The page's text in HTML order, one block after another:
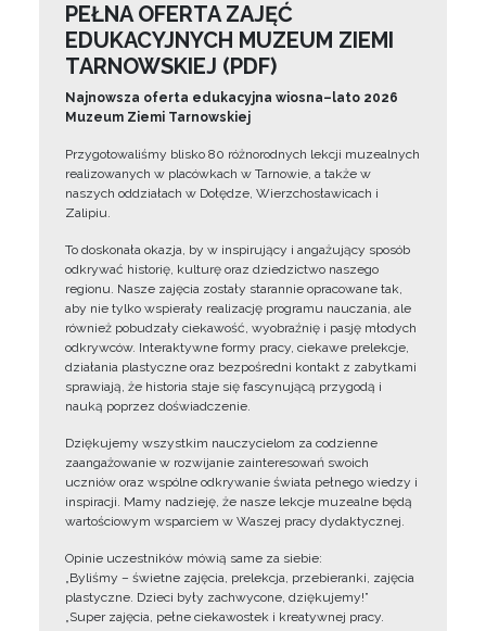
PEŁNA OFERTA ZAJĘĆ
EDUKACYJNYCH MUZEUM ZIEMI
TARNOWSKIEJ (PDF)
Najnowsza oferta edukacyjna wiosna–lato 2026
Muzeum Ziemi Tarnowskiej
Przygotowaliśmy blisko 80 różnorodnych lekcji muzealnych
realizowanych w placówkach w Tarnowie, a także w
naszych oddziałach w Dołędze, Wierzchosławicach i
Zalipiu.
To doskonała okazja, by w inspirujący i angażujący sposób
odkrywać historię, kulturę oraz dziedzictwo naszego
regionu. Nasze zajęcia zostały starannie opracowane tak,
aby nie tylko wspierały realizację programu nauczania, ale
również pobudzały ciekawość, wyobraźnię i pasję młodych
odkrywców. Interaktywne formy pracy, ciekawe prelekcje,
działania plastyczne oraz bezpośredni kontakt z zabytkami
sprawiają, że historia staje się fascynującą przygodą i
nauką poprzez doświadczenie.
Dziękujemy wszystkim nauczycielom za codzienne
zaangażowanie w rozwijanie zainteresowań swoich
uczniów oraz wspólne odkrywanie świata pełnego wiedzy i
inspiracji. Mamy nadzieję, że nasze lekcje muzealne będą
wartościowym wsparciem w Waszej pracy dydaktycznej.
Opinie uczestników mówią same za siebie:
„Byliśmy – świetne zajęcia, prelekcja, przebieranki, zajęcia
plastyczne. Dzieci były zachwycone, dziękujemy!”
„Super zajęcia, pełne ciekawostek i kreatywnej pracy.